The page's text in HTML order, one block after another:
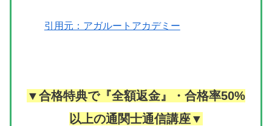
引用元：アガルートアカデミー
▼合格特典で『全額返金』・合格率50%
以上の通関士通信講座▼